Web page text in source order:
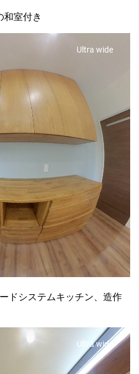
和室付き
ドシステムキッチン、造作